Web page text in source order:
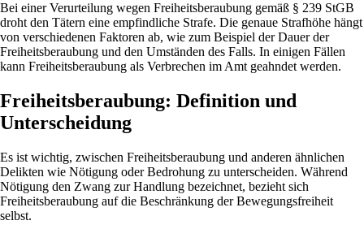
Bei einer Verurteilung wegen Freiheitsberaubung gemäß § 239 StGB
droht den Tätern eine empfindliche Strafe. Die genaue Strafhöhe hängt
von verschiedenen Faktoren ab, wie zum Beispiel der Dauer der
Freiheitsberaubung und den Umständen des Falls. In einigen Fällen
kann Freiheitsberaubung als Verbrechen im Amt geahndet werden.
Freiheitsberaubung: Definition und
Unterscheidung
Es ist wichtig, zwischen Freiheitsberaubung und anderen ähnlichen
Delikten wie Nötigung oder Bedrohung zu unterscheiden. Während
Nötigung den Zwang zur Handlung bezeichnet, bezieht sich
Freiheitsberaubung auf die Beschränkung der Bewegungsfreiheit
selbst.